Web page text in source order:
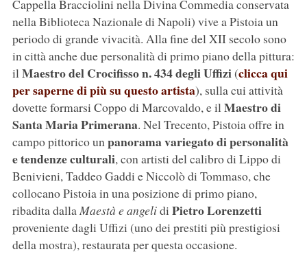
Cappella Bracciolini nella Divina Commedia conservata
nella Biblioteca Nazionale di Napoli) vive a Pistoia un
periodo di grande vivacità. Alla fine del XII secolo sono
in città anche due personalità di primo piano della pittura:
ilMaestro del Crocifisso n. 434 degli Uffizi(clicca qui
per saperne di più su questo artista), sulla cui attività
dovette formarsi Coppo di Marcovaldo, e ilMaestro di
Santa Maria Primerana. Nel Trecento, Pistoia offre in
campo pittorico unpanorama variegato di personalità
e tendenze culturali, con artisti del calibro di Lippo di
Benivieni, Taddeo Gaddi e Niccolò di Tommaso, che
collocano Pistoia in una posizione di primo piano,
ribadita dallaMaestà e angelidi Pietro Lorenzetti
proveniente dagli Uffizi (uno dei prestiti più prestigiosi
della mostra), restaurata per questa occasione.